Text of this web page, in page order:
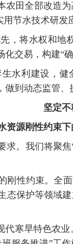
农田全部改造
节水技术研发
，将水权和地
交易，构建“
水利建设，
到动态监管、
坚定
资源刚性约束
。我们将聚
性约束。全
保护等领域
代寒旱特色农